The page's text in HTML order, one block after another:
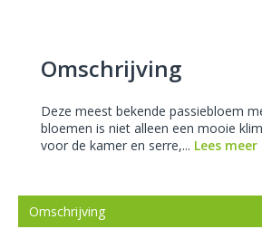
Omschrijving
Deze meest bekende passiebloem
bloemen is niet alleen een mooie
voor de kamer en serre,... Lees meer
Omschrijving